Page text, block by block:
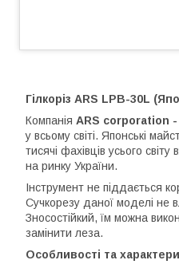
Гілкоріз ARS LPB-30L
Компанія ARS corporation
у всьому світі. Японські
тисячі фахівців усього
на ринку України.
Інструмент не піддається
Сучкорезу даної моделі не
Зносостійкий, їм можна
замінити леза.
Особливості та